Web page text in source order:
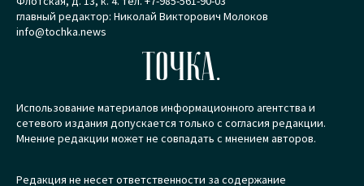
главный редактор: Николай Викторович Молоков
info@tochka.news
ТОЧКА.
Использование материалов информационного агентства и
сетевого издания допускается только с согласия редакции.
Мнение редакции может не совпадать с мнением авторов.
Редакция не несет ответственности за содержание